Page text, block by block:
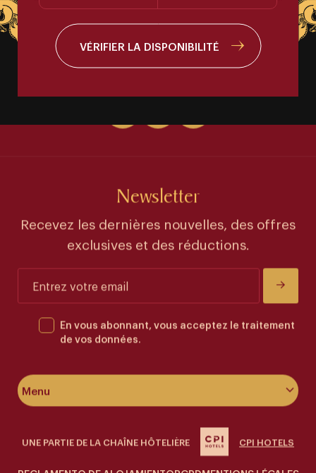
VÉRIFIER LA DISPONIBILITÉ
Menu
À propos de l’hôtel
Newsletter
Recevez les dernières nouvelles, des offres
exclusives et des réductions.
En vous abonnant, vous acceptez le traitement
de vos données.
UNE PARTIE DE LA CHAÎNE HÔTELIÈRE CPI HOTELS